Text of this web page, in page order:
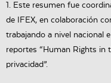
1. Este resumen fue
de IFEX, en colaboración
trabajando a nivel nacional
reportes “Human Rights in
privacidad”.